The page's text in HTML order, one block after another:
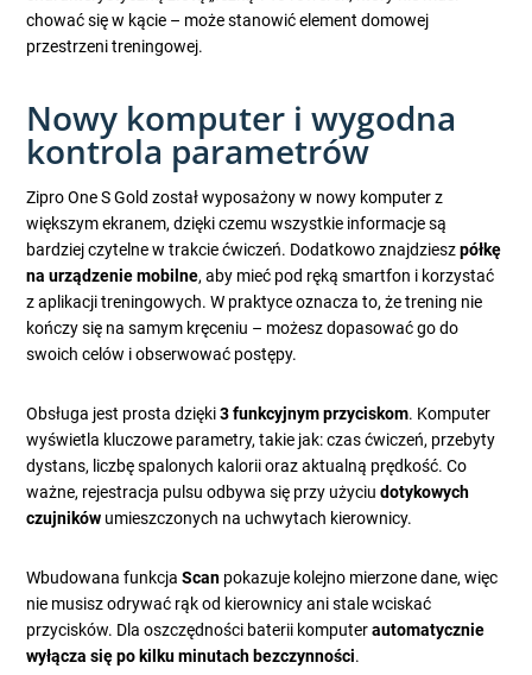
chować się w kącie – może stanowić element domowej
przestrzeni treningowej.
Nowy komputer i wygodna
kontrola parametrów
Zipro One S Gold został wyposażony w nowy komputer z
większym ekranem, dzięki czemu wszystkie informacje są
bardziej czytelne w trakcie ćwiczeń. Dodatkowo znajdzieszpółkę
na urządzenie mobilne, aby mieć pod ręką smartfon i korzystać
z aplikacji treningowych. W praktyce oznacza to, że trening nie
kończy się na samym kręceniu – możesz dopasować go do
swoich celów i obserwować postępy.
Obsługa jest prosta dzięki3 funkcyjnym przyciskom. Komputer
wyświetla kluczowe parametry, takie jak: czas ćwiczeń, przebyty
dystans, liczbę spalonych kalorii oraz aktualną prędkość. Co
ważne, rejestracja pulsu odbywa się przy użyciudotykowych
czujników umieszczonych na uchwytach kierownicy.
Wbudowana funkcjaScan pokazuje kolejno mierzone dane, więc
nie musisz odrywać rąk od kierownicy ani stale wciskać
przycisków. Dla oszczędności baterii komputerautomatycznie
wyłącza się po kilku minutach bezczynności.